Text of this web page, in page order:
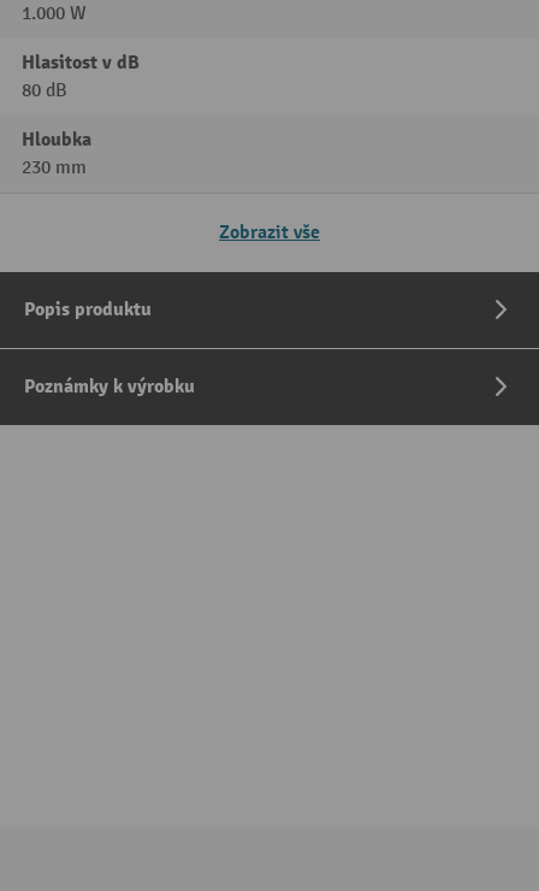
1.000 W
Hlasitost v dB
80 dB
Hloubka
230 mm
Zobrazit vše
Popis produktu
Poznámky k výrobku